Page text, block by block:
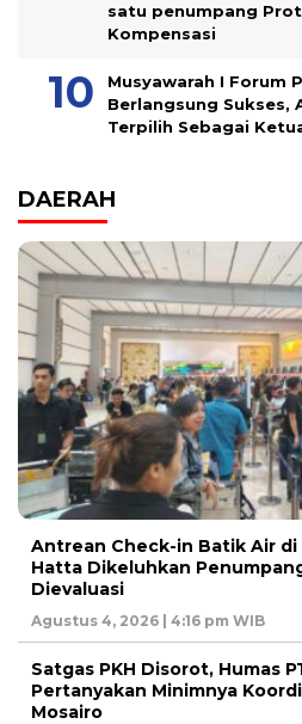
satu penumpang
Kompensasi
Musyawarah I Forum
Berlangsung Sukses,
Terpilih Sebagai
DAERAH
Antrean Check-in Batik Air di
Hatta Dikeluhkan
Dievaluasi
Agustus 4, 2026 | 4:16 pm WIB
Satgas PKH Disorot, Humas
Pertanyakan Minimnya
Mosairo